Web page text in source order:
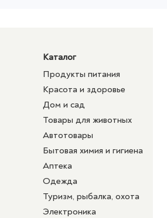
Каталог
Продукты питания
Красота и здоровье
Дом и сад
Товары для животных
Автотовары
Бытовая химия и гигиена
Аптека
Одежда
Туризм, рыбалка, охота
Электроника